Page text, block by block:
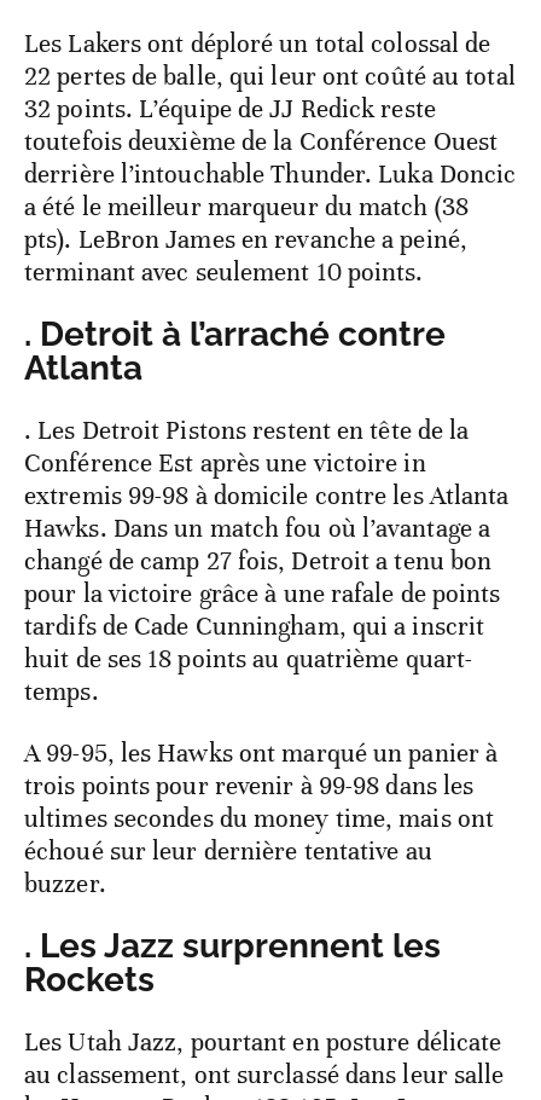
Les Lakers ont déploré un total colossal de
22 pertes de balle, qui leur ont coûté au total
32 points. L’équipe de JJ Redick reste
toutefois deuxième de la Conférence Ouest
derrière l’intouchable Thunder. Luka Doncic
a été le meilleur marqueur du match (38
pts). LeBron James en revanche a peiné,
terminant avec seulement 10 points.
. Detroit à l’arraché contre
Atlanta
. Les Detroit Pistons restent en tête de la
Conférence Est après une victoire in
extremis 99-98 à domicile contre les Atlanta
Hawks. Dans un match fou où l’avantage a
changé de camp 27 fois, Detroit a tenu bon
pour la victoire grâce à une rafale de points
tardifs de Cade Cunningham, qui a inscrit
huit de ses 18 points au quatrième quart-
temps.
A 99-95, les Hawks ont marqué un panier à
trois points pour revenir à 99-98 dans les
ultimes secondes du money time, mais ont
échoué sur leur dernière tentative au
buzzer.
. Les Jazz surprennent les
Rockets
Les Utah Jazz, pourtant en posture délicate
au classement, ont surclassé dans leur salle